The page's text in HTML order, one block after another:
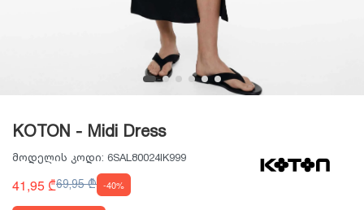
KOTON - Midi Dress
მოდელის კოდი: 6SAL80024IK999
41,95 ₾69,95 ₾ -40%